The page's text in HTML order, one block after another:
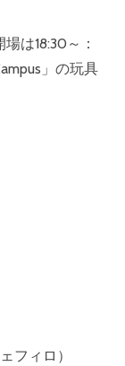
場は18:30～：
」の玩具
フィロ）